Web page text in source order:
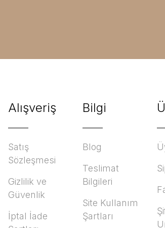
Alışveriş
Satış
Sözleşmesi
Gizlilik ve
Güvenlik
İptal İade
Bilgi
Blog
Teslimat
Bilgileri
Site Kullanım
Şartları